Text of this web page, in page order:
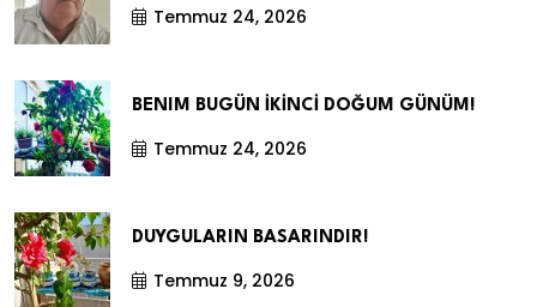
Temmuz 24, 2026
BENIM BUGÜN İKİNCİ DOĞUM GÜNÜM!
Temmuz 24, 2026
DUYGULARIN BASARINDIR!
Temmuz 9, 2026